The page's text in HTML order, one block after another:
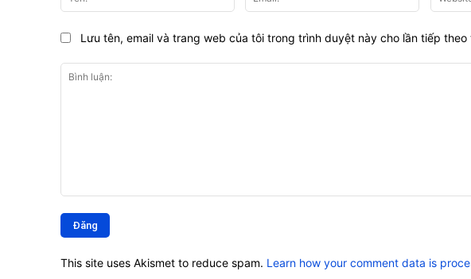
luận:
Lưu tên, email và trang web của tôi trong trình duyệt này cho lần tiếp theo
This site uses Akismet to reduce spam. Learn how your comment data is